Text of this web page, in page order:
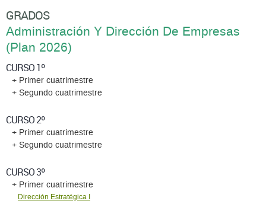
GRADOS
Administración Y Dirección De Empresas
(Plan 2026)
CURSO 1º
+ Primer cuatrimestre
+ Segundo cuatrimestre
CURSO 2º
+ Primer cuatrimestre
+ Segundo cuatrimestre
CURSO 3º
+ Primer cuatrimestre
Dirección Estratégica I